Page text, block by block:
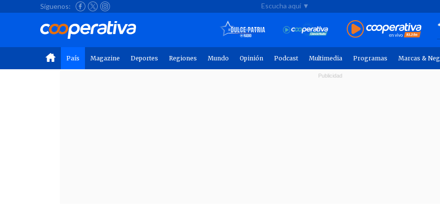
Síguenos: Escucha aquí ▼
País Magazine Deportes Regiones Mundo Opinión Podcast Multimedia Programas Marcas &